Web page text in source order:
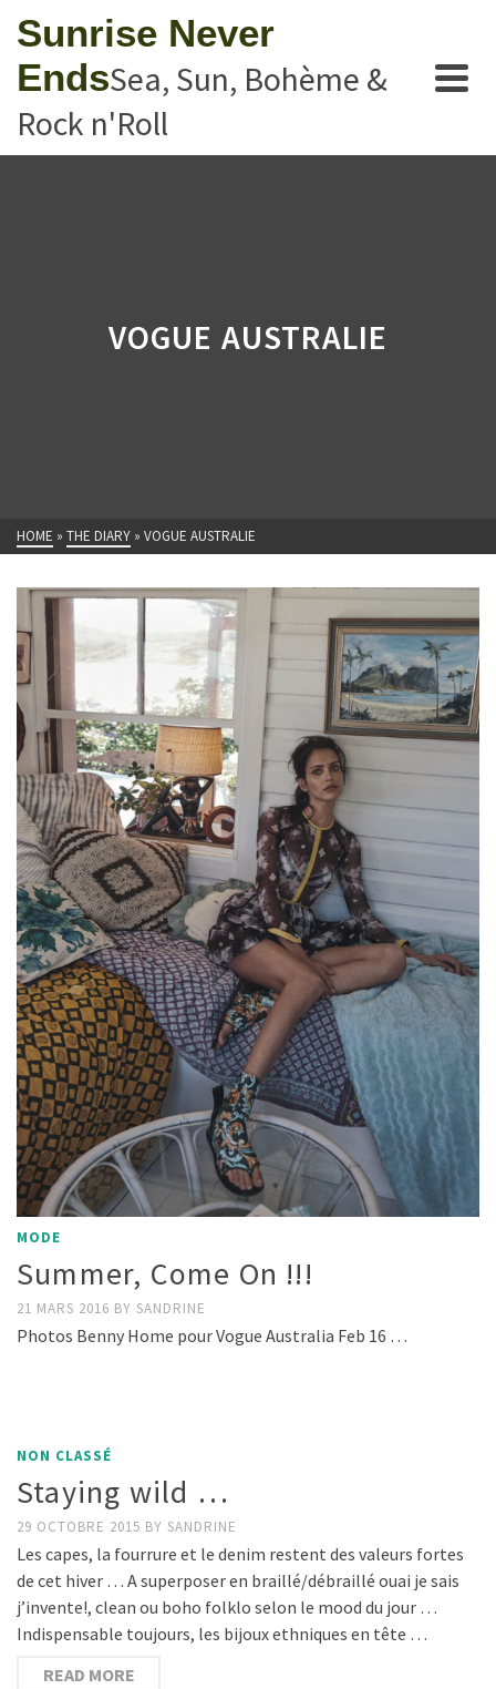
Sunrise Never
EndsSea, Sun, Bohème &
Rock n'Roll
VOGUE AUSTRALIE
HOME » THE DIARY » VOGUE AUSTRALIE
MODE
Summer, Come On !!!
21 MARS 2016 BY SANDRINE
Photos Benny Home pour Vogue Australia Feb 16 …
NON CLASSÉ
Staying wild …
29 OCTOBRE 2015 BY SANDRINE
Les capes, la fourrure et le denim restent des valeurs fortes
de cet hiver … A superposer en braillé/débraillé ouai je sais
j’invente!, clean ou boho folklo selon le mood du jour …
Indispensable toujours, les bijoux ethniques en tête …
READ MORE